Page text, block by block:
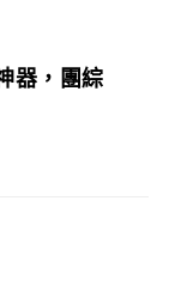
器，團綜